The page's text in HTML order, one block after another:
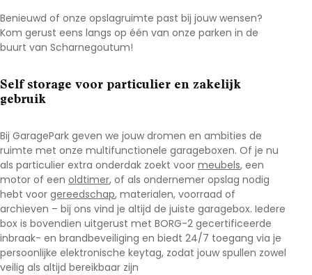
Benieuwd of onze opslagruimte past bij jouw wensen?
Kom gerust eens langs op één van onze parken in de
buurt van Scharnegoutum!
Self storage voor particulier en zakelijk
gebruik
Bij GaragePark geven we jouw dromen en ambities de
ruimte met onze multifunctionele garageboxen. Of je nu
als particulier extra onderdak zoekt voor meubels, een
motor of een oldtimer, of als ondernemer opslag nodig
hebt voor gereedschap, materialen, voorraad of
archieven – bij ons vind je altijd de juiste garagebox. Iedere
box is bovendien uitgerust met BORG-2 gecertificeerde
inbraak- en brandbeveiliging en biedt 24/7 toegang via je
persoonlijke elektronische keytag, zodat jouw spullen zowel
veilig als altijd bereikbaar zijn